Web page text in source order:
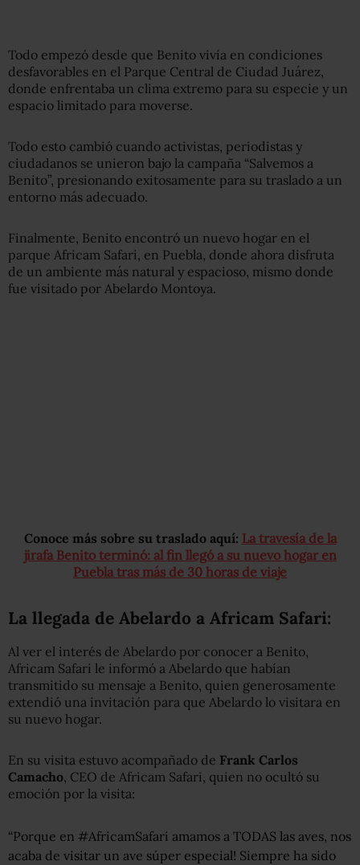
Todo empezó desde que Benito vivía en condiciones
desfavorables en el Parque Central de Ciudad Juárez,
donde enfrentaba un clima extremo para su especie y un
espacio limitado para moverse.
Todo esto cambió cuando activistas, periodistas y
ciudadanos se unieron bajo la campaña “Salvemos a
Benito”, presionando exitosamente para su traslado a un
entorno más adecuado.
Finalmente, Benito encontró un nuevo hogar en el
parque Africam Safari, en Puebla, donde ahora disfruta
de un ambiente más natural y espacioso, mismo donde
fue visitado por Abelardo Montoya.
Conoce más sobre su traslado aquí: La travesía de la
jirafa Benito terminó: al fin llegó a su nuevo hogar en
Puebla tras más de 30 horas de viaje
La llegada de Abelardo a Africam Safari:
Al ver el interés de Abelardo por conocer a Benito,
Africam Safari le informó a Abelardo que habían
transmitido su mensaje a Benito, quien generosamente
extendió una invitación para que Abelardo lo visitara en
su nuevo hogar.
En su visita estuvo acompañado de Frank Carlos
Camacho, CEO de Africam Safari, quien no ocultó su
emoción por la visita:
“Porque en #AfricamSafari amamos a TODAS las aves, nos
acaba de visitar un ave súper especial! Siempre ha sido